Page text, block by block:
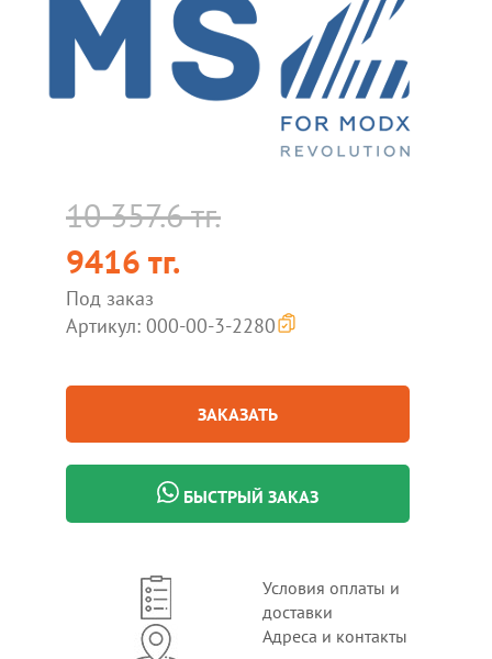
10 357.6 тг.
9416 тг.
Под заказ
Артикул: 000-00-3-2280
ЗАКАЗАТЬ
БЫСТРЫЙ ЗАКАЗ
Условия оплаты и
доставки
Адреса и контакты